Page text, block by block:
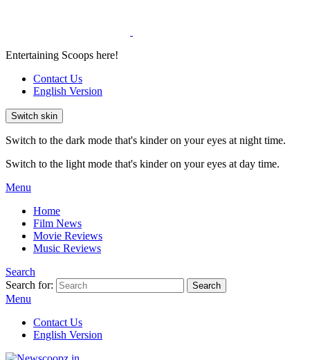
Entertaining Scoops here!
Contact Us
English Version
Switch skin
Switch to the dark mode that's kinder on your eyes at night time.
Switch to the light mode that's kinder on your eyes at day time.
Menu
Home
Film News
Movie Reviews
Music Reviews
Search
Search for:
Search
Menu
Contact Us
English Version